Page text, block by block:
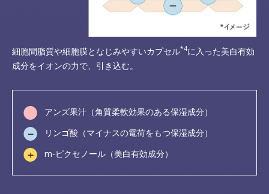
細胞間脂質や細胞膜となじみやすいカプセル*4に入った美白有効
成分をイオンの力で、引き込む。
アンズ果汁（角質柔軟効果のある保湿成分）
リンゴ酸（マイナスの電荷をもつ保湿成分）
m-ピクセノール（美白有効成分）